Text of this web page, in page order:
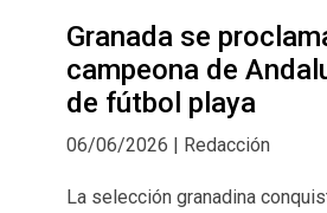
Granada se
campeona de
de fútbol playa
06/06/2026 | Redacción
La selección granadina